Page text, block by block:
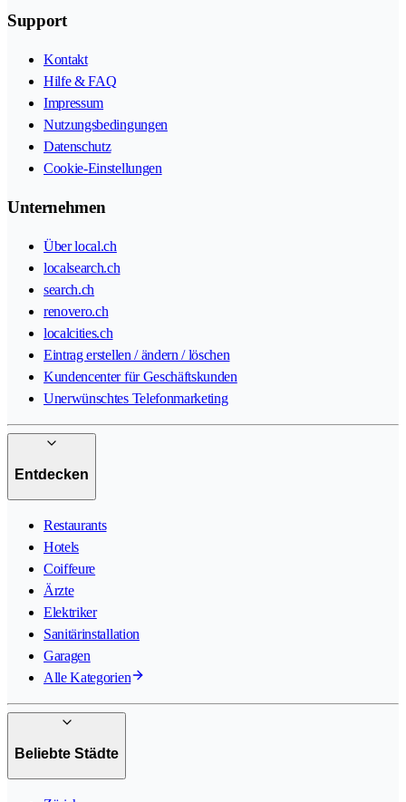
Support
Kontakt
Hilfe & FAQ
Impressum
Nutzungsbedingungen
Datenschutz
Cookie-Einstellungen
Unternehmen
Über local.ch
localsearch.ch
search.ch
renovero.ch
localcities.ch
Eintrag erstellen / ändern / löschen
Kundencenter für Geschäftskunden
Unerwünschtes Telefonmarketing
Entdecken
Restaurants
Hotels
Coiffeure
Ärzte
Elektriker
Sanitärinstallation
Garagen
Alle Kategorien
Beliebte Städte